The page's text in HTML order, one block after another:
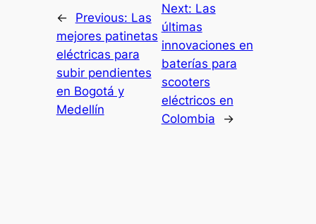
← Previous: Las
mejores patinetas
eléctricas para
subir pendientes
en Bogotá y
Medellín
Next: Las
últimas
innovaciones en
baterías para
scooters
eléctricos en
Colombia
→